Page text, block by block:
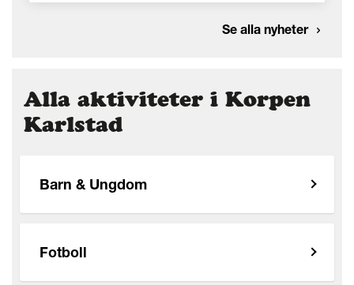
Se alla nyheter
Alla aktiviteter i Korpen
Karlstad
Barn & Ungdom
Fotboll